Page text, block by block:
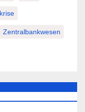
Zentralbankwesen